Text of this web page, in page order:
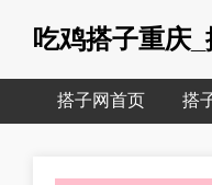
吃鸡搭子重庆
搭子网首页 搭